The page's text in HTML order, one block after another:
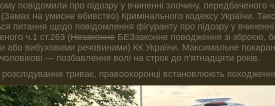
повідомили про підозру у вчиненні злочину, передбаченого
(Замах на умисне вбивство) Кримінального кодексу України.
питання щодо повідомлення фігуранту про підозру у
ч.1 ст.263 (Незаконне БЕЗзаконне поводження зі зброєю,
або вибуховими речовинами) КК України. Максимальне
— позбавлення волі на строк до п'ятнадцяти років.
триває, правоохоронці встановлюють